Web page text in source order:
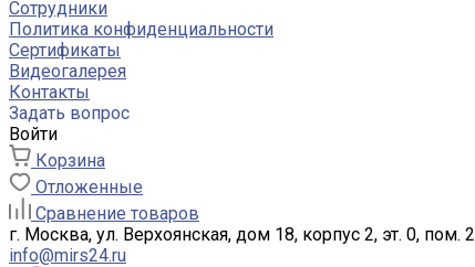
Сотрудники
Политика конфиденциальности
Сертификаты
Видеогалерея
Контакты
Задать вопрос
Войти
Корзина
Отложенные
Сравнение товаров
г. Москва, ул. Верхоянская, дом 18, корпус 2, эт. 0, пом. 2
info@mirs24.ru